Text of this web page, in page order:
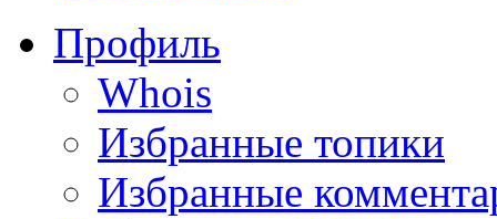
Профиль
Whois
Избранные топики
Избранные